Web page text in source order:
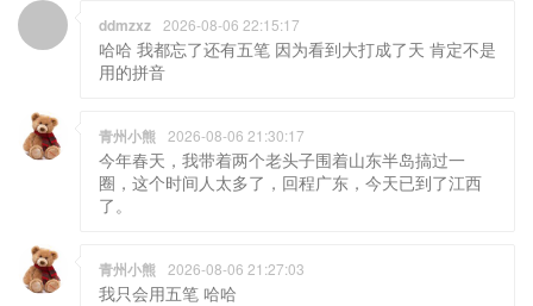
ddmzxz 2026-08-06 22:15:17
哈哈 我都忘了还有五笔 因为看到大打成了天 肯定不是
用的拼音
青州小熊 2026-08-06 21:30:17
今年春天，我带着两个老头子围着山东半岛搞过一
圈，这个时间人太多了，回程广东，今天已到了江西
了。
青州小熊 2026-08-06 21:27:03
我只会用五笔 哈哈